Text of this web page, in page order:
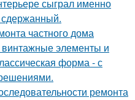
сыграл именно
сдержанный.
частного дома
винтажные элементы и
форма - с
ремонта